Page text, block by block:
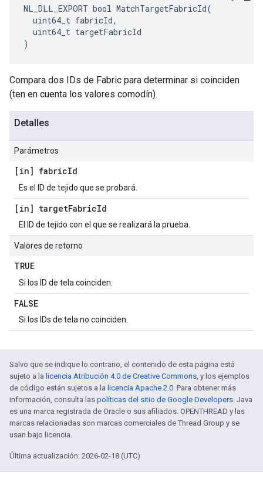
NL_DLL_EXPORT bool MatchTargetFabricId(
  uint64_t fabricId,
  uint64_t targetFabricId
)
Compara dos IDs de Fabric para determinar si coinciden
(ten en cuenta los valores comodín).
Detalles
Parámetros
[in] fabricId
Es el ID de tejido que se probará.
[in] targetFabricId
El ID de tejido con el que se realizará la prueba.
Valores de retorno
TRUE
Si los ID de tela coinciden.
FALSE
Si los IDs de tela no coinciden.
Salvo que se indique lo contrario, el contenido de esta página está
sujeto a la licencia Atribución 4.0 de Creative Commons, y los ejemplos
de código están sujetos a la licencia Apache 2.0. Para obtener más
información, consulta las políticas del sitio de Google Developers. Java
es una marca registrada de Oracle o sus afiliados. OPENTHREAD y las
marcas relacionadas son marcas comerciales de Thread Group y se
usan bajo licencia.
Última actualización: 2026-02-18 (UTC)